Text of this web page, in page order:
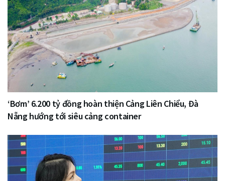
‘Bơm’ 6.200 tỷ đồng hoàn thiện Cảng Liên Chiểu, Đà
Nẵng hướng tới siêu cảng container